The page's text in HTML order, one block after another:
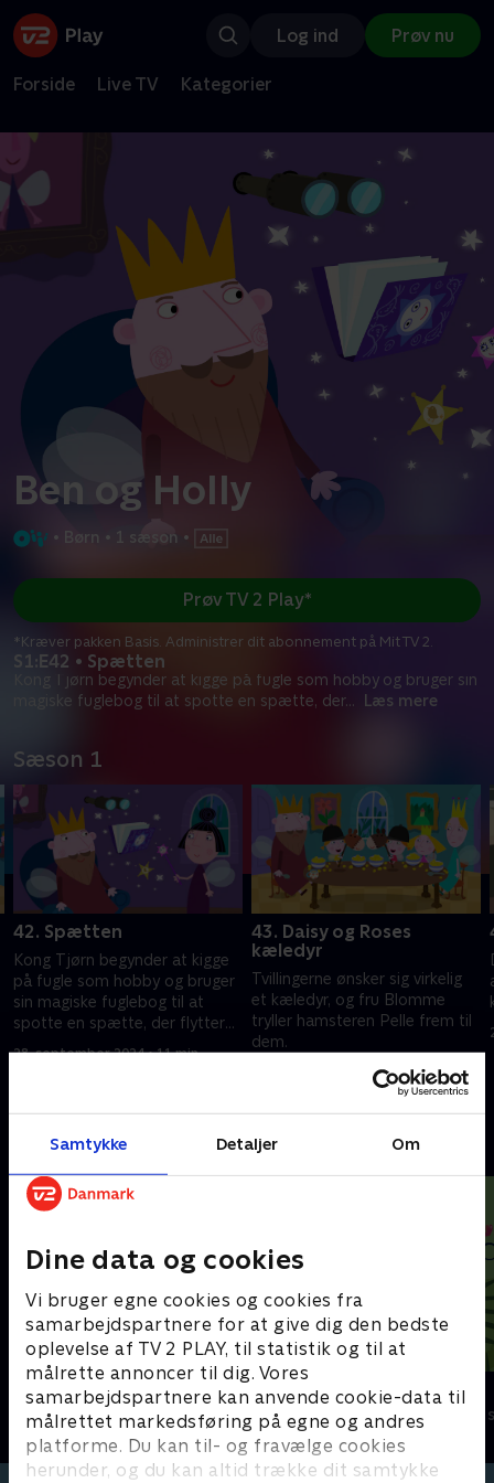
Samtykke Detaljer Om
Dine data og cookies
Vi bruger egne cookies og cookies fra
samarbejdspartnere for at give dig den bedste
oplevelse af TV 2 PLAY, til statistik og til at
målrette annoncer til dig. Vores
samarbejdspartnere kan anvende cookie-data til
målrettet markedsføring på egne og andres
platforme. Du kan til- og fravælge cookies
herunder, og du kan altid trække dit samtykke
Log ind Prøv nu
Forside Live TV Kategorier
Ben og Holly
• Børn • 1 sæson •
S1:E42 • Spætten
Kong Tjørn begynder at kigge på fugle som hobby og bruger sin
magiske fuglebog til at spotte en spætte, der... Læs mere
Prøv TV 2 Play*
*Kræver pakken Basis. Administrer dit abonnement på Mit TV 2.
Sæson 1
42. Spætten
Kong Tjørn begynder at kigge
på fugle som hobby og bruger
sin magiske fuglebog til at
spotte en spætte, der flytter
28. september 2024 • 11 min
43. Daisy og Roses
kæledyr
Tvillingerne ønsker sig virkelig
et kæledyr, og fru Blomme
tryller hamsteren Pelle frem til
dem.
28. september 2024 • 11 min
Andre så også
Gurli Gris
Børneserier • 4 sæsoner
StoryZoo
Børneserier • 2